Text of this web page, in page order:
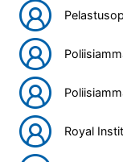
Royal